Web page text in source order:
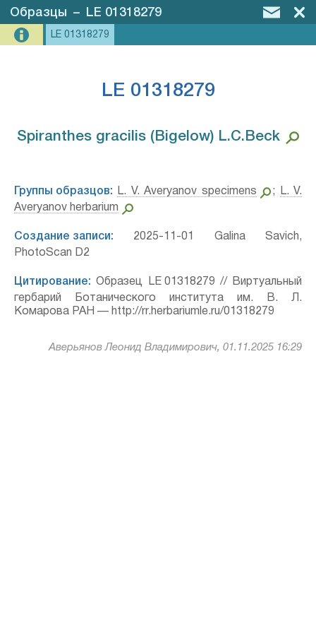
Образцы – LE 01318279
LE 01318279
LE 01318279
Spiranthes gracilis (Bigelow) L.C.Beck⁣
Группы образцов: L. V. Averyanov specimens ;
L. V.
Averyanov herbarium
Создание записи: 2025-11-01 Galina Savich,
PhotoScan D2
Цитирование: Образец LE 01318279 // Виртуальный
гербарий Ботанического института им. В. Л.
Комарова РАН — http://rr.herbariumle.ru/01318279
Аверьянов Леонид Владимирович, 01.11.2025 16:29